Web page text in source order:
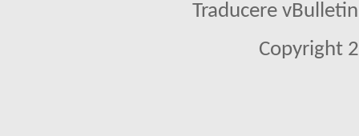
Traducere
Copyright